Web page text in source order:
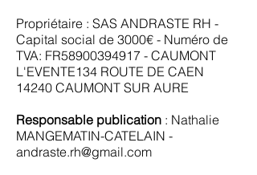
Propriétaire : SAS ANDRASTE RH -
Capital social de 3000€ - Numéro de
TVA: FR58900394917 - CAUMONT
L'EVENTE134 ROUTE DE CAEN
14240 CAUMONT SUR AURE
Responsable publication : Nathalie
MANGEMATIN-CATELAIN -
andraste.rh@gmail.com